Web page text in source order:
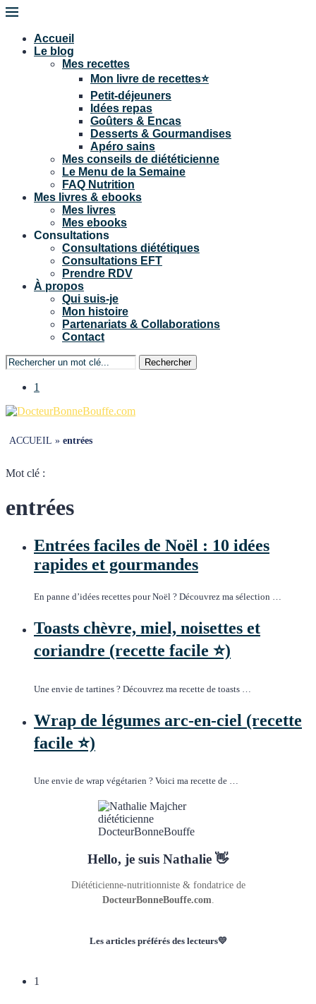
Accueil
Le blog
Mes recettes
Mon livre de recettes⭐
Petit-déjeuners
Idées repas
Goûters & Encas
Desserts & Gourmandises
Apéro sains
Mes conseils de diététicienne
Le Menu de la Semaine
FAQ Nutrition
Mes livres & ebooks
Mes livres
Mes ebooks
Consultations
Consultations diététiques
Consultations EFT
Prendre RDV
À propos
Qui suis-je
Mon histoire
Partenariats & Collaborations
Contact
Rechercher
1
ACCUEIL » entrées
Mot clé :
entrées
Entrées faciles de Noël : 10 idées
rapides et gourmandes
En panne d’idées recettes pour Noël ? Découvrez ma sélection …
Toasts chèvre, miel, noisettes et
coriandre (recette facile ⭐)
Une envie de tartines ? Découvrez ma recette de toasts …
Wrap de légumes arc-en-ciel (recette
facile ⭐)
Une envie de wrap végétarien ? Voici ma recette de …
Hello, je suis Nathalie 👋
Diététicienne-nutritionniste & fondatrice de
DocteurBonneBouffe.com.
Les articles préférés des lecteurs💛
1